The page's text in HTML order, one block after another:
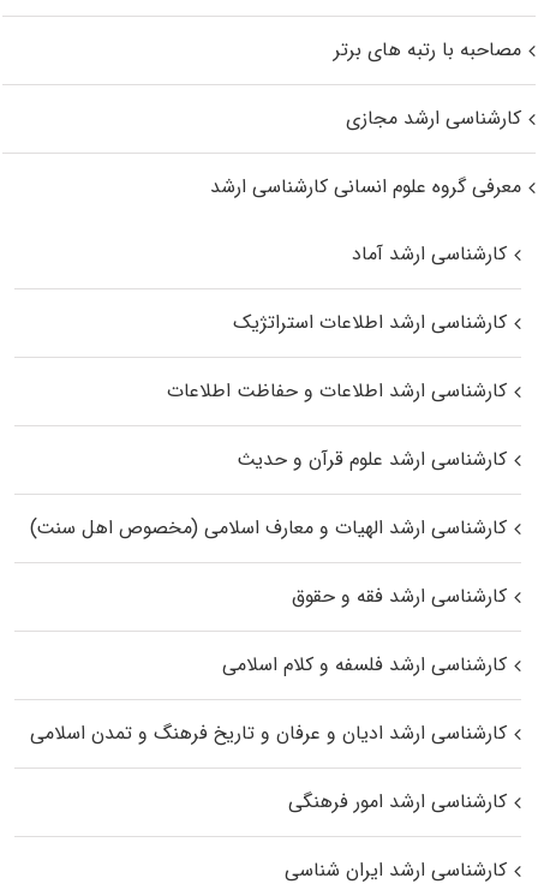
مصاحبه با رتبه های برتر
کارشناسی ارشد مجازی
معرفی گروه علوم انسانی کارشناسی ارشد
کارشناسی ارشد آماد
کارشناسی ارشد اطلاعات استراتژیک
کارشناسی ارشد اطلاعات و حفاظت اطلاعات
کارشناسی ارشد علوم قرآن و حدیث
کارشناسی ارشد الهیات و معارف اسلامی (مخصوص اهل سنت)
کارشناسی ارشد فقه و حقوق
کارشناسی ارشد فلسفه و کلام اسلامی
کارشناسی ارشد ادیان و عرفان و تاریخ فرهنگ و تمدن اسلامی
کارشناسی ارشد امور فرهنگی
کارشناسی ارشد ایران شناسی